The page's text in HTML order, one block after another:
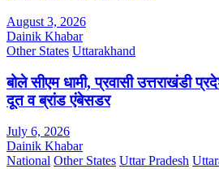
August 3, 2026
Dainik Khabar
Other States Uttarakhand
बोले सीएम धामी, प्रवासी उत्तराखंडी
दूत व ब्रांड एंबेसडर
July 6, 2026
Dainik Khabar
National Other States Uttar Pradesh